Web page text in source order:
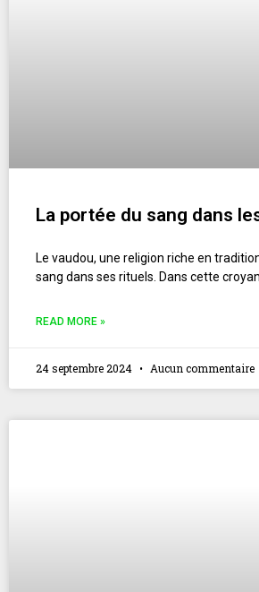
La portée du sang dans
Le vaudou, une religion riche en
sang dans ses rituels. Dans cette
READ MORE »
24 septembre 2024 Aucun commentaire